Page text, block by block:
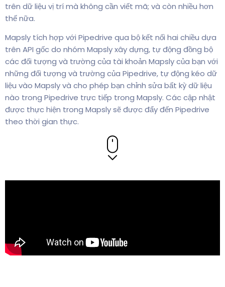
trên dữ liệu vị trí mà không cần viết mã; và còn nhiều hơn
thế nữa.
Mapsly tích hợp với Pipedrive qua bộ kết nối hai chiều dựa
trên API gốc do nhóm Mapsly xây dựng, tự động đồng bộ
các đối tượng và trường của tài khoản Mapsly của bạn với
những đối tượng và trường của Pipedrive, tự động kéo dữ
liệu vào Mapsly và cho phép bạn chỉnh sửa bất kỳ dữ liệu
nào trong Pipedrive trực tiếp trong Mapsly. Các cập nhật
được thực hiện trong Mapsly sẽ được đẩy đến Pipedrive
theo thời gian thực.